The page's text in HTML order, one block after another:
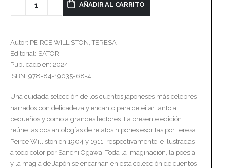
AÑADIR AL CARRITO
Autor: PEIRCE WILLISTON, TERESA
Editorial: SATORI
Publicado en: 2024
ISBN: 978-84-19035-68-4
Una cuidada selección de los cuentos japoneses más célebres
narrados con delicadeza y encanto para deleitar tanto a
pequeños y como a grandes lectores. La presente edición
reúne las dos antologías de relatos nipones escritas por Teresa
Peirce Williston en 1904 y 1911, respectivamente, e ilustradas
a todo color por Sanchi Ogawa. Toda la imaginación, la poesía
y la magia de Japón se encarnan en esta colección de cuentos